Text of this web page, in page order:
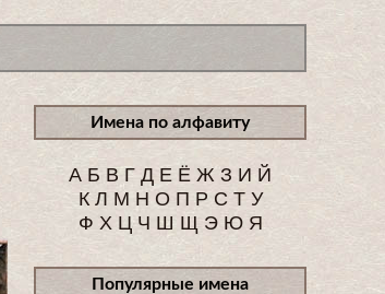
Имена по алфавиту
А Б В ГД Е ЁЖ З И Й
К Л М Н О П Р С Т У
Ф Х Ц Ч Ш Щ Э Ю Я
Популярные имена